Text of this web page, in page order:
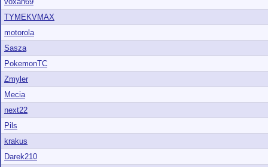
TYMEKVMAX
motorola
Sasza
PokemonTC
Zmyler
Mecia
next22
Pils
krakus
Darek210